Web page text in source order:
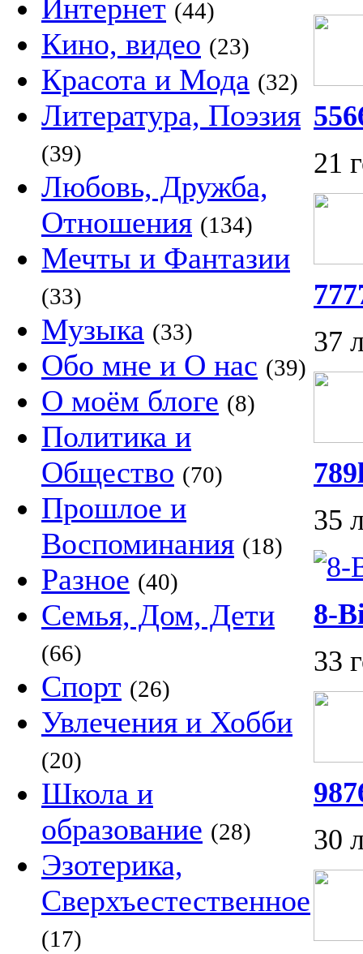
Интернет (44)
Кино, видео (23)
Красота и Мода (32)
Литература, Поэзия
(39)
Любовь, Дружба,
Отношения (134)
Мечты и Фантазии
(33)
Музыка (33)
Обо мне и О нас (39)
О моём блоге (8)
Политика и
Общество (70)
Прошлое и
Воспоминания (18)
Разное (40)
Семья, Дом, Дети
(66)
Спорт (26)
Увлечения и Хобби
(20)
Школа и
образование (28)
Эзотерика,
Сверхъестественное
(17)
21
37
35
8-
33
30